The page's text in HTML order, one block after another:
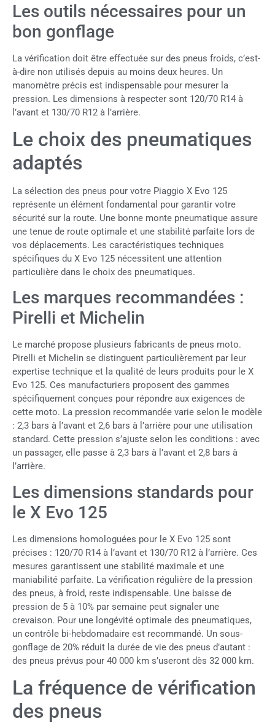
Les outils nécessaires pour un
bon gonflage
La vérification doit être effectuée sur des pneus froids, c’est-
à-dire non utilisés depuis au moins deux heures. Un
manomètre précis est indispensable pour mesurer la
pression. Les dimensions à respecter sont 120/70 R14 à
l’avant et 130/70 R12 à l’arrière.
Le choix des pneumatiques
adaptés
La sélection des pneus pour votre Piaggio X Evo 125
représente un élément fondamental pour garantir votre
sécurité sur la route. Une bonne monte pneumatique assure
une tenue de route optimale et une stabilité parfaite lors de
vos déplacements. Les caractéristiques techniques
spécifiques du X Evo 125 nécessitent une attention
particulière dans le choix des pneumatiques.
Les marques recommandées :
Pirelli et Michelin
Le marché propose plusieurs fabricants de pneus moto.
Pirelli et Michelin se distinguent particulièrement par leur
expertise technique et la qualité de leurs produits pour le X
Evo 125. Ces manufacturiers proposent des gammes
spécifiquement conçues pour répondre aux exigences de
cette moto. La pression recommandée varie selon le modèle
: 2,3 bars à l’avant et 2,6 bars à l’arrière pour une utilisation
standard. Cette pression s’ajuste selon les conditions : avec
un passager, elle passe à 2,3 bars à l’avant et 2,8 bars à
l’arrière.
Les dimensions standards pour
le X Evo 125
Les dimensions homologuées pour le X Evo 125 sont
précises : 120/70 R14 à l’avant et 130/70 R12 à l’arrière. Ces
mesures garantissent une stabilité maximale et une
maniabilité parfaite. La vérification régulière de la pression
des pneus, à froid, reste indispensable. Une baisse de
pression de 5 à 10% par semaine peut signaler une
crevaison. Pour une longévité optimale des pneumatiques,
un contrôle bi-hebdomadaire est recommandé. Un sous-
gonflage de 20% réduit la durée de vie des pneus d’autant :
des pneus prévus pour 40 000 km s’useront dès 32 000 km.
La fréquence de vérification
des pneus